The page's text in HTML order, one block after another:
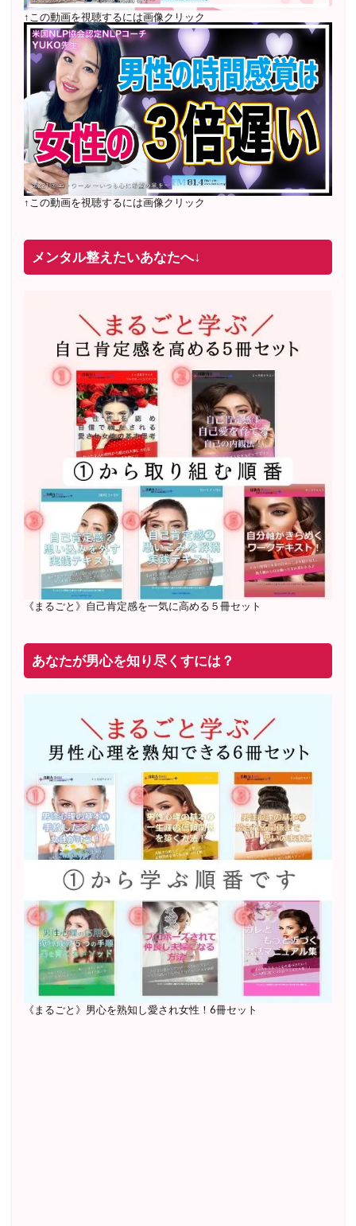
2022年2月〜6月 男性心理グループレッスン 20名様
20年8月〜25年3月 少人数制６ヶ月フルサポート 累計
71名 随時満席
2019年6月 恋愛コーチとして活動を開始
↑この動画を視聴するには画像クリック
↑この動画を視聴するには画像クリック
メンタル整えたいあなたへ↓
《まるごと》自己肯定感を一気に高める５冊セット
あなたが男心を知り尽くすには？
《まるごと》男心を熟知し愛され女性！6冊セット